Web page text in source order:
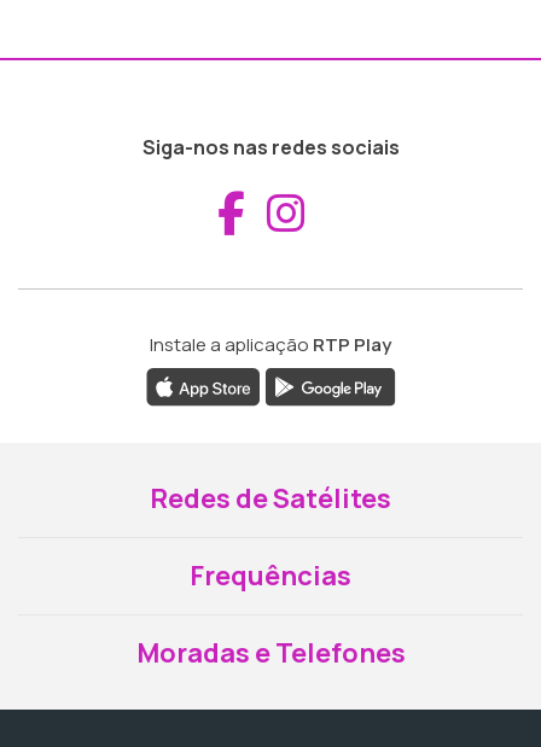
Siga-nos nas redes sociais
Aceder ao
Instale a aplicação RTP Play
Redes de Satélites
Frequências
Moradas e Telefones